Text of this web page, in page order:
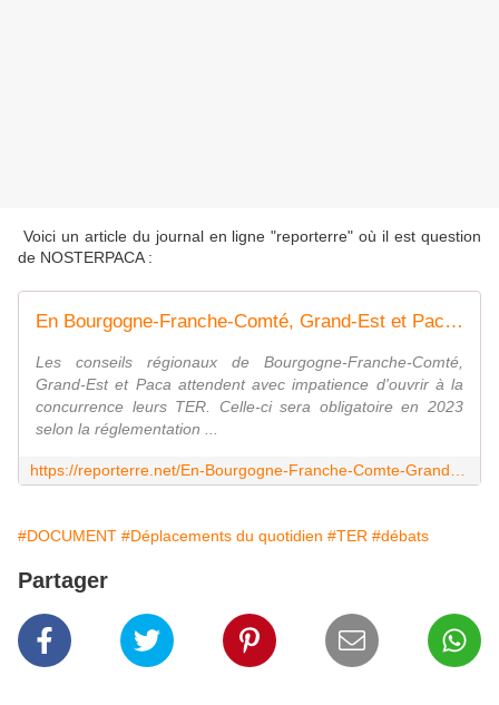
Voici un article du journal en ligne "reporterre" où il est question
de NOSTERPACA :
En Bourgogne-Franche-Comté, Grand-Est et Paca, le train est menacé par la privatisation
Les conseils régionaux de Bourgogne-Franche-Comté,
Grand-Est et Paca attendent avec impatience d'ouvrir à la
concurrence leurs TER. Celle-ci sera obligatoire en 2023
selon la réglementation ...
#DOCUMENT #Déplacements du quotidien #TER #débats
Partager